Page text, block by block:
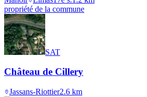
propriété de la commune
SAT
Château de Cillery
Jassans-Riottier2.6 km